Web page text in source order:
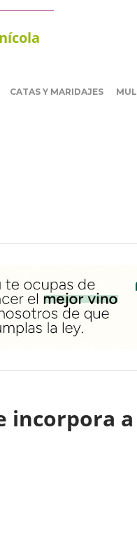
CATAS Y MARIDAJES
incorpora a